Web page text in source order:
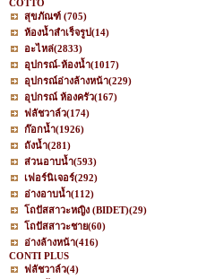
COTTO
สุขภัณฑ์ (705)
ห้องน้ำสำเร็จรูป(14)
อะไหล่(2833)
อุปกรณ์-ห้องน้ำ(1017)
อุปกรณ์อ่างล้างหน้า(229)
อุปกรณ์ ห้องครัว(167)
ฟลัชวาล์ว(174)
ก๊อกน้ำ(1926)
ถังน้ำ(281)
ส่วนอาบน้ำ(593)
เฟอร์นิเจอร์(292)
อ่างอาบน้ำ(112)
โถปัสสาวะหญิง (BIDET)(29)
โถปัสสาวะชาย(60)
อ่างล้างหน้า(416)
CONTI PLUS
ฟลัชวาล์ว(4)